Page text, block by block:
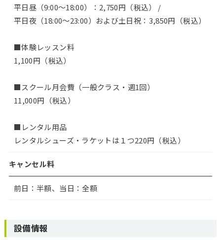
平日昼（9:00〜18:00）：2,750円（税込） /
平日夜（18:00〜23:00）および土日祝：3,850円（税込）
■体験レッスン料
1,100円（税込）
■スクール月会費（一般クラス・週1回）
11,000円（税込）
■レンタル用品
レンタルシューズ・ラケットは１つ220円（税込）
キャンセル料
前日：半額、当日：全額
設備情報